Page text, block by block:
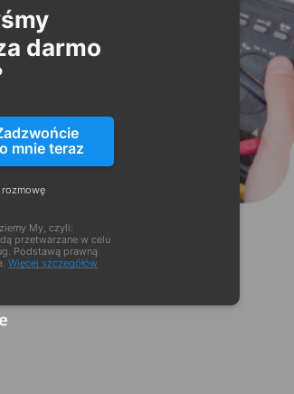
darmo
numer telefonu w formacie E164
mnie teraz
My, czyli:
przetwarzane w celu
Podstawą prawną
Więcej szczegółów